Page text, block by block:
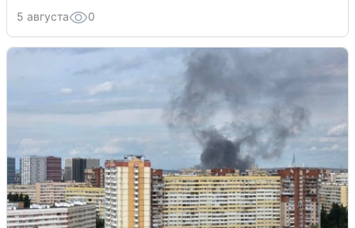
5 августа 0